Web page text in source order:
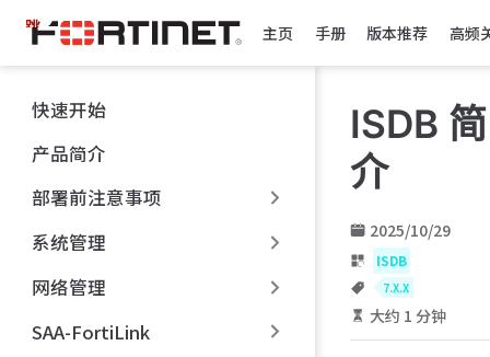
跳
至
主
內
容
主页 手册 版本推荐 高频
快速开始
产品简介
部署前注意事项
系统管理
网络管理
SAA-FortiLink
ISDB 简
介
2025/10/29
ISDB
7.X.X
大约 1 分钟